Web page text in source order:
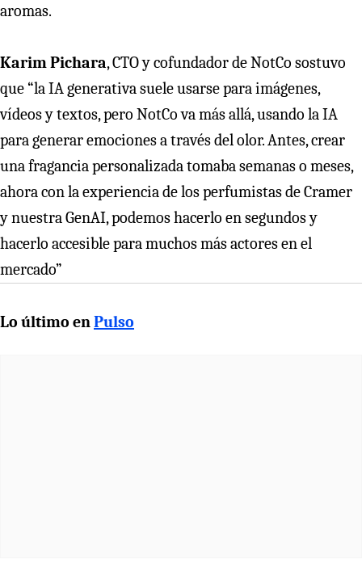
aromas.
Karim Pichara, CTO y cofundador de NotCo sostuvo
que “la IA generativa suele usarse para imágenes,
vídeos y textos, pero NotCo va más allá, usando la IA
para generar emociones a través del olor. Antes, crear
una fragancia personalizada tomaba semanas o meses,
ahora con la experiencia de los perfumistas de Cramer
y nuestra GenAI, podemos hacerlo en segundos y
hacerlo accesible para muchos más actores en el
mercado”
Lo último enPulso